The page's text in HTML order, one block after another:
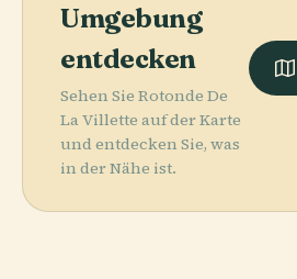
Umgebung
entdecken
Sehen Sie Rotonde De
La Villette auf der Karte
und entdecken Sie, was
in der Nähe ist.